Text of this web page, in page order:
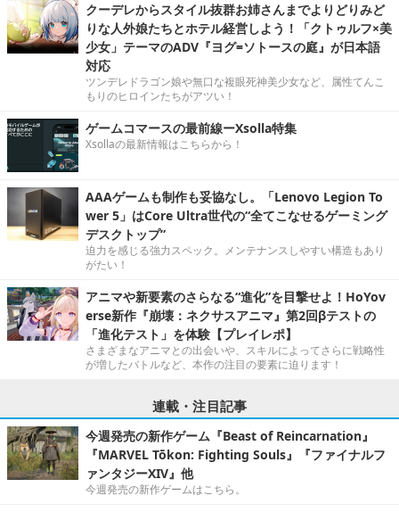
クーデレからスタイル抜群お姉さんまでよりどりみど
りな人外娘たちとホテル経営しよう！「クトゥルフ×美
少女」テーマのADV『ヨグ=ソトースの庭』が日本語
対応
ツンデレドラゴン娘や無口な複眼死神美少女など、属性てんこ
もりのヒロインたちがアツい！
ゲームコマースの最前線ーXsolla特集
Xsollaの最新情報はこちらから！
AAAゲームも制作も妥協なし。「Lenovo Legion To
wer 5」はCore Ultra世代の“全てこなせるゲーミング
デスクトップ”
迫力を感じる強力スペック。メンテナンスしやすい構造もあり
がたい！
アニマや新要素のさらなる“進化”を目撃せよ！HoYov
erse新作『崩壊：ネクサスアニマ』第2回βテストの
「進化テスト」を体験【プレイレポ】
さまざまなアニマとの出会いや、スキルによってさらに戦略性
が増したバトルなど、本作の注目の要素に迫ります！
連載・注目記事
今週発売の新作ゲーム『Beast of Reincarnation』
『MARVEL Tōkon: Fighting Souls』『ファイナルフ
ァンタジーXIV』他
今週発売の新作ゲームはこちら。